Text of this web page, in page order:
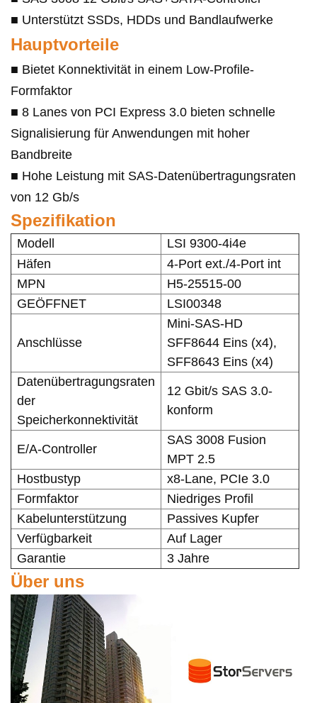
■ Unterstützt SSDs, HDDs und Bandlaufwerke
Hauptvorteile
■ Bietet Konnektivität in einem Low-Profile-
Formfaktor
■ 8 Lanes von PCI Express 3.0 bieten schnelle
Signalisierung für Anwendungen mit hoher
Bandbreite
■ Hohe Leistung mit SAS-Datenübertragungsraten
von 12 Gb/s
Spezifikation
Modell
LSI 9300-4i4e
Häfen
4-Port ext./4-Port int
MPN
H5-25515-00
GEÖFFNET
LSI00348
Anschlüsse
Mini-SAS-HD
SFF8644 Eins (x4),
SFF8643 Eins (x4)
Datenübertragungsraten
der
Speicherkonnektivität
12 Gbit/s SAS 3.0-
konform
E/A-Controller
SAS 3008 Fusion
MPT 2.5
Hostbustyp
x8-Lane, PCIe 3.0
Formfaktor
Niedriges Profil
Kabelunterstützung
Passives Kupfer
Verfügbarkeit
Auf Lager
Garantie
3 Jahre
Über uns